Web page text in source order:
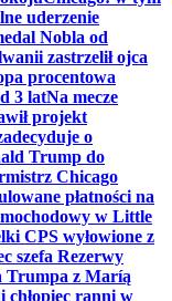
uderzenie
Nobla od
zastrzelił ojca
procentowa
3 latNa mecze
projekt
o
Trump do
Chicago
płatności na
w Little
CPS wyłowione z
szefa Rezerwy
Trumpa z Maríą
chłopiec ranni w